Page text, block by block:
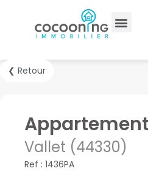
❮ Retour
Vallet (44330)
Ref : 1436PA